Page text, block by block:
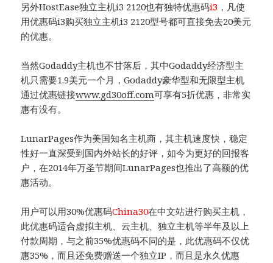
另外HostEase独立主机i3 2120也有独特优惠码i3 ，凡使
用优惠码i3购买独立主机i3 2120型号都可直接免去20美元
的优惠。
当然Godaddy主机也不甘落后，其中Godaddy经济型主
机只需要1.9美元一个月，Godaddy豪华型和无限型主机
通过优惠链接www.gd30off.com可享有5折优惠，非常实
惠有没有。
LunarPages作为美国知名主机商，其主机速度快，稳定
性好一直深受到国内外站长的好评，如今为更好的回报客
户，在2014年万圣节期间LunarPages也推出了高额的优
惠活动。
用户可以用30%优惠码China30在中文站进行购买主机，
此优惠码适合虚拟主机、云主机、独立主机等半年及以上
付款周期，与之前35%优惠码不同的是，此优惠码不仅优
惠35%，而且还免费赠送一个独立IP，而且是永久优惠